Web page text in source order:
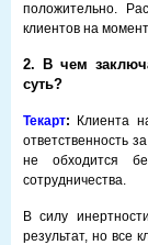
положительно.
клиентов на
2. В чем
суть?
Текарт:
Клиента
ответственность
не обходится
сотрудничества.
В силу
результат, но все